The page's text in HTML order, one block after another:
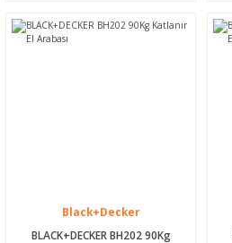
Black+Decker
BLACK+DECKER BH202 90Kg